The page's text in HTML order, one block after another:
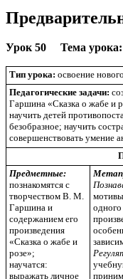
Урок 50 Тема урока:
Тип урока: освоение
Педагогические задачи:
Гаршина «Сказка о жабе и
научить детей
безобразное; научить
совершенствовать умение
Предметные:
познакомятся с
творчеством В. М.
Гаршина и
содержанием его
произведения
«Сказка о жабе и
розе»;
научатся:
выражать личное
мотивы
одного